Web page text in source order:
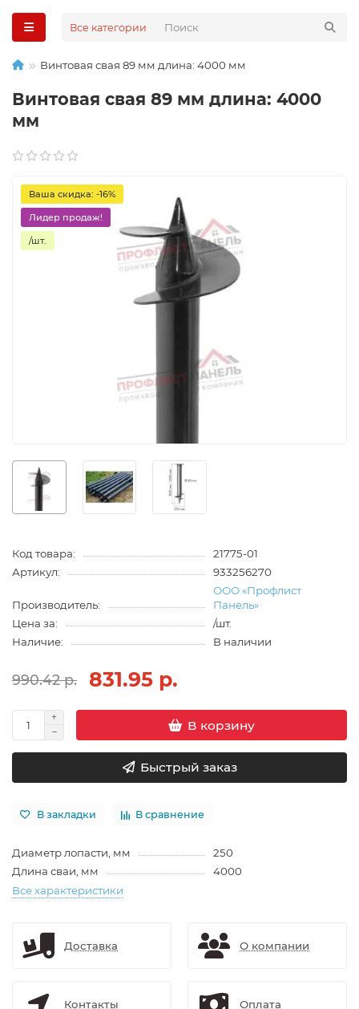
Все категории
Винтовая свая 89 мм длина: 4000 мм
Винтовая свая 89 мм длина: 4000
мм
Ваша скидка: -16%
Лидер продаж!
/шт.
Код товара:
21775-01
Артикул:
933256270
Производитель:
ООО «Профлист
Панель»
Цена за:
/шт.
Наличие:
В наличии
990.42 р. 831.95 р.
В корзину
Быстрый заказ
В закладки В сравнение
Диаметр лопасти, мм
250
Длина сваи, мм
4000
Все характеристики
Доставка О компании
Контакты Оплата